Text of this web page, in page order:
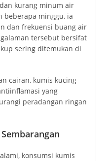
kurang minum air
beberapa minggu, ia
dan frekuensi buang air
tersebut bersifat
sering ditemukan di
cairan, kumis kucing
yang
peradangan ringan
konsumsi kumis